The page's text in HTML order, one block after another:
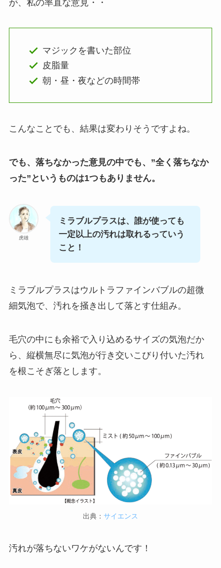
が、私の率直な意見・・
マジックを書いた部位
皮脂量
朝・昼・夜などの時間帯
こんなことでも、結果は変わりそうですよね。
でも、落ちなかった意見の中でも、”全く落ちなか
った”というものは1つもありません。
虎雄
ミラブルプラスは、誰が使っても
一定以上の汚れは取れるっていう
こと！
ミラブルプラスはウルトラファインバブルの超微
細気泡で、汚れを掻き出して落とす仕組み。
毛穴の中にも余裕で入り込めるサイズの気泡だか
ら、縦横無尽に気泡が行き交いこびり付いた汚れ
を根こそぎ落とします。
出典： サイエンス
汚れが落ちないワケがないんです！